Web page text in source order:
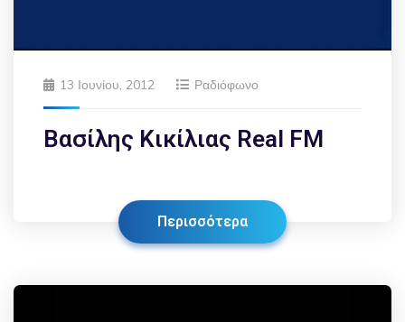
13 Ιουνίου, 2012 Ραδιόφωνο
Βασίλης Κικίλιας Real FM
Περισσότερα